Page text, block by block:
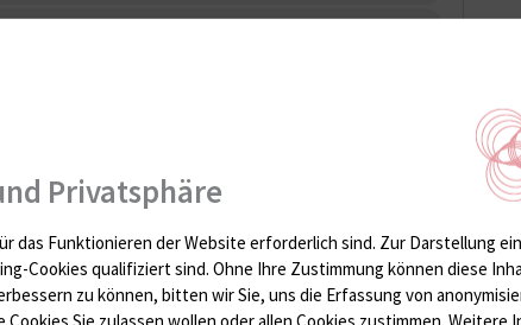
Privatsphäre
das Funktionieren der Website erforderlich sind. Zur Darstellung
Cookies qualifiziert sind. Ohne Ihre Zustimmung können diese
zu können, bitten wir Sie, uns die Erfassung von